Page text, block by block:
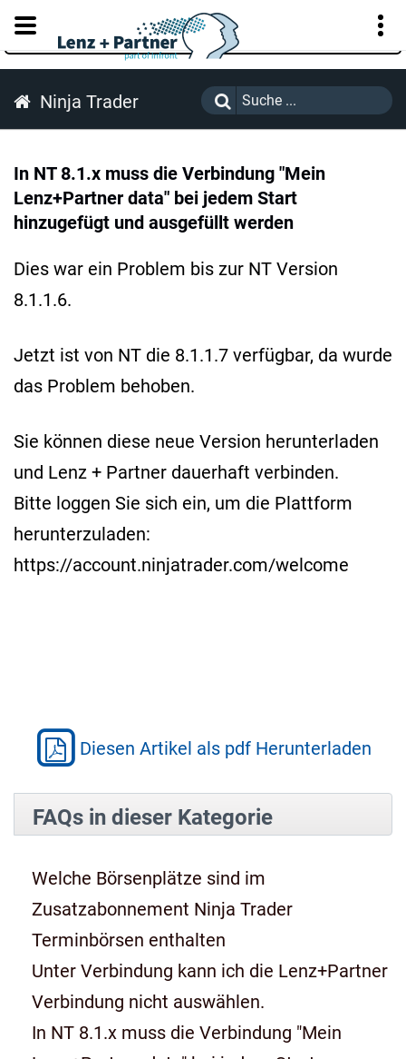
KUNDENPORTAL
Ninja Trader
In NT 8.1.x muss die Verbindung "Mein
Lenz+Partner data" bei jedem Start
hinzugefügt und ausgefüllt werden
Dies war ein Problem bis zur NT Version
8.1.1.6.
Jetzt ist von NT die 8.1.1.7 verfügbar, da wurde
das Problem behoben.
Sie können diese neue Version herunterladen
und Lenz + Partner dauerhaft verbinden.
Bitte loggen Sie sich ein, um die Plattform
herunterzuladen:
https://account.ninjatrader.com/welcome
Diesen Artikel als pdf Herunterladen
FAQs in dieser Kategorie
Welche Börsenplätze sind im
Zusatzabonnement Ninja Trader
Terminbörsen enthalten
Unter Verbindung kann ich die Lenz+Partner
Verbindung nicht auswählen.
In NT 8.1.x muss die Verbindung "Mein